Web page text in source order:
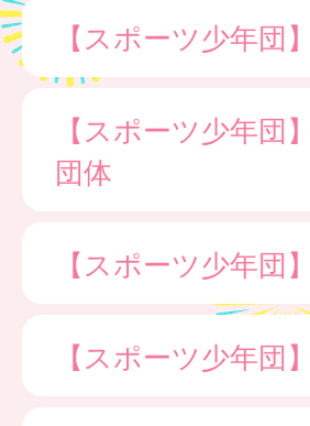
【スポーツ少年団
【スポーツ少年
団体
【スポーツ少年団
【スポーツ少年団